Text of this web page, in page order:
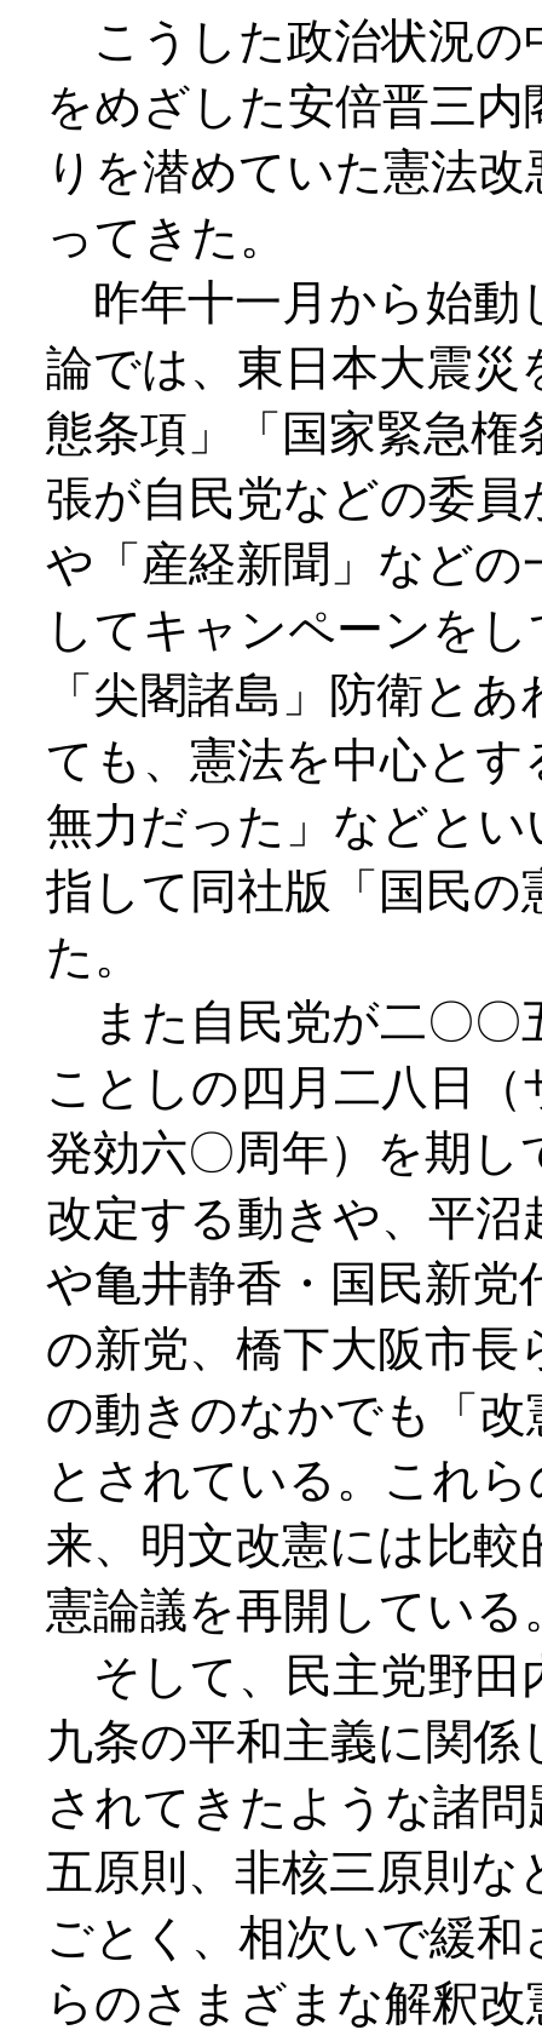
こうした政治状況の
をめざした安倍晋三
りを潜めていた憲法
ってきた。
昨年十一月から始動
論では、東日本大震
態条項」「国家緊急
張が自民党などの委
や「産経新聞」など
してキャンペーンを
「尖閣諸島」防衛と
ても、憲法を中心と
無力だった」などと
指して同社版「国民の
た。
また自民党が二〇〇
ことしの四月二八日
発効六〇周年）を期
改定する動きや、平
や亀井静香・国民新党
の新党、橋下大阪市
の動きのなかでも「
とされている。これ
来、明文改憲には比
憲論議を再開している
そして、民主党野田
九条の平和主義に関
されてきたような諸
五原則、非核三原則
ごとく、相次いで緩
らのさまざまな解釈